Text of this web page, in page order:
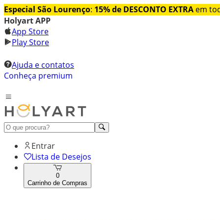
Especial São Lourenço: 15% de DESCONTO EXTRA em
Holyart APP
App Store
Play Store
Ajuda e contatos
Conheça premium
Entrar
Lista de Desejos
0
Carrinho de Compras